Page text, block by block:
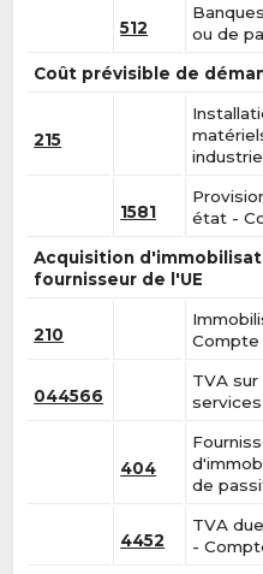
512
ou de
Coût prévisible de
215
1581
état -
Acquisition
fournisseur de l'UE
210
044566
TVA
404
de
4452
TVA
-